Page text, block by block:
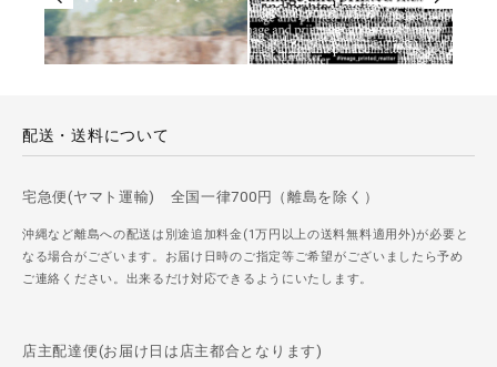
配送・送料について
宅急便(ヤマト運輸) 全国一律700円（離島を除く）
沖縄など離島への配送は別途追加料金(1万円以上の送料無料適用外)が必要と
なる場合がございます。お届け日時のご指定等ご希望がございましたら予め
ご連絡ください。出来るだけ対応できるようにいたします。
店主配達便(お届け日は店主都合となります)